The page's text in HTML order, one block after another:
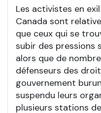
Les activistes en
Canada sont
que ceux qui se
subir des pressions
alors que de
défenseurs des
gouvernement
suspendu leurs
plusieurs stations